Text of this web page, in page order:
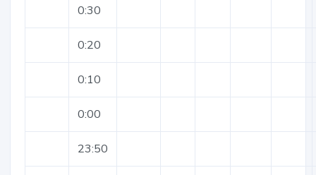
0:30
0:20
0:10
0:00
23:50